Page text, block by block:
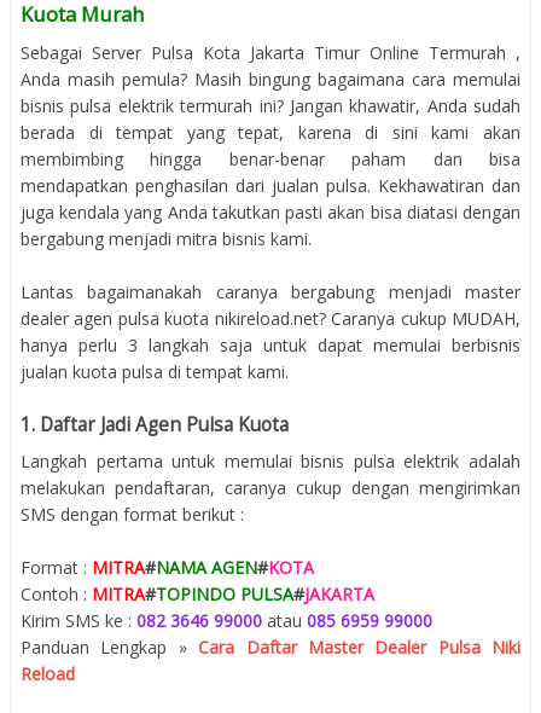
Kuota Murah
Sebagai Server Pulsa Kota Jakarta Timur Online Termurah ,
Anda masih pemula? Masih bingung bagaimana cara memulai
bisnis pulsa elektrik termurah ini? Jangan khawatir, Anda sudah
berada di tempat yang tepat, karena di sini kami akan
membimbing hingga benar-benar paham dan bisa
mendapatkan penghasilan dari jualan pulsa. Kekhawatiran dan
juga kendala yang Anda takutkan pasti akan bisa diatasi dengan
bergabung menjadi mitra bisnis kami.
Lantas bagaimanakah caranya bergabung menjadi master
dealer agen pulsa kuota nikireload.net? Caranya cukup MUDAH,
hanya perlu 3 langkah saja untuk dapat memulai berbisnis
jualan kuota pulsa di tempat kami.
1. Daftar Jadi Agen Pulsa Kuota
Langkah pertama untuk memulai bisnis pulsa elektrik adalah
melakukan pendaftaran, caranya cukup dengan mengirimkan
SMS dengan format berikut :
Format : MITRA#NAMA AGEN#KOTA
Contoh : MITRA#TOPINDO PULSA#JAKARTA
Kirim SMS ke : 082 3646 99000 atau 085 6959 99000
Panduan Lengkap »Cara Daftar Master Dealer Pulsa Niki
Reload